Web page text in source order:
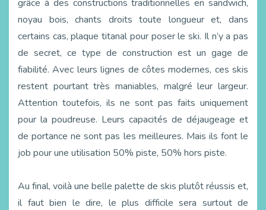
grâce à des constructions traditionnelles en sandwich,
noyau bois, chants droits toute longueur et, dans
certains cas, plaque titanal pour poser le ski. Il n’y a pas
de secret, ce type de construction est un gage de
fiabilité. Avec leurs lignes de côtes modernes, ces skis
restent pourtant très maniables, malgré leur largeur.
Attention toutefois, ils ne sont pas faits uniquement
pour la poudreuse. Leurs capacités de déjaugeage et
de portance ne sont pas les meilleures. Mais ils font le
job pour une utilisation 50% piste, 50% hors piste.
Au final, voilà une belle palette de skis plutôt réussis et,
il faut bien le dire, le plus difficile sera surtout de